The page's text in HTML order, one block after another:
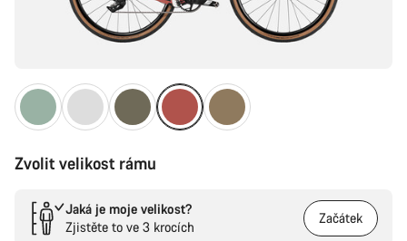
Zvolit velikost rámu
Jaká je moje velikost?
Zjistěte to ve 3 krocích
Začátek